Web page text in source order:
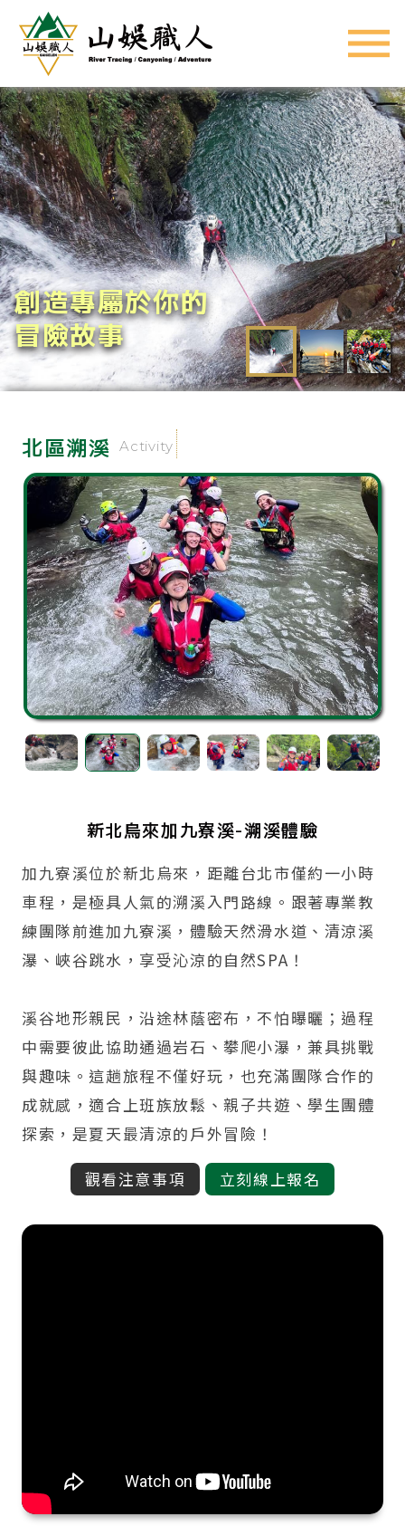
創造專屬於你的
冒險故事
北區溯溪 Activity
新北烏來加九寮溪-溯溪體驗
加九寮溪位於新北烏來，距離台北市僅約一小時
車程，是極具人氣的溯溪入門路線。跟著專業教
練團隊前進加九寮溪，體驗天然滑水道、清涼溪
瀑、峽谷跳水，享受沁涼的自然SPA！
溪谷地形親民，沿途林蔭密布，不怕曝曬；過程
中需要彼此協助通過岩石、攀爬小瀑，兼具挑戰
與趣味。這趟旅程不僅好玩，也充滿團隊合作的
成就感，適合上班族放鬆、親子共遊、學生團體
探索，是夏天最清涼的戶外冒險！
觀看注意事項 立刻線上報名